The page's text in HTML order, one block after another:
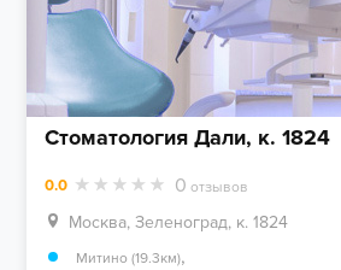
Стоматология Дали, к. 1824
0.0 0 отзывов
Москва, Зеленоград, к. 1824
Митино (19.3км),